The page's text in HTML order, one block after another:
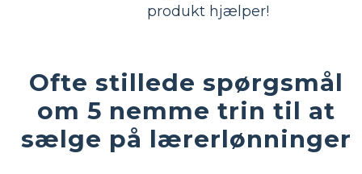
produkt hjælper!
Ofte stillede spørgsmål
om 5 nemme trin til at
sælge på lærerlønninger